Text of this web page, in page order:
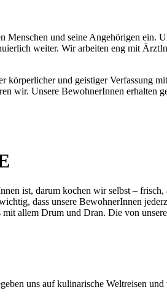
und seine Angehörigen ein.
weiter. Wir arbeiten eng mit
und geistiger Verfassung
wir. Unsere BewohnerInnen erhalten
ist, darum kochen wir selbst –
dass unsere BewohnerInnen
allem Drum und Dran. Die von
uns auf kulinarische Weltreisen